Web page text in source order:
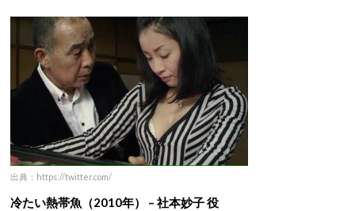
出典：https://twitter.com/
冷たい熱帯魚（2010年） – 社本妙子 役